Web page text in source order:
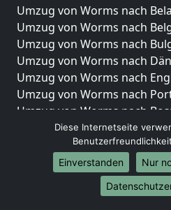
Umzug von Worms nach
Umzug von Worms nach
Umzug von Worms nach
Umzug von Worms nach
Umzug von Worms nach
Umzug von Worms nach
Umzug von Worms nach
Umzug von Worms nach
Umzug von Worms nach
Umzug von Worms nach
Umzug von Worms nach
Umzug von Worms nach
Diese Internetseite
Einverstanden
Nur